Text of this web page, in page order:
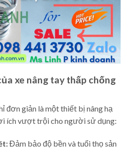
xe nâng tay thấp chống
đơn giản là một thiết bị nâng hạ
ích vượt trội cho người sử dụng:
Đảm bảo độ bền và tuổi thọ sản